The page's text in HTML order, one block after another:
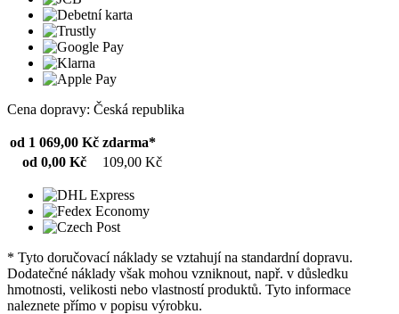
Cena dopravy: Česká republika
od 1 069,00 Kč zdarma*
od 0,00 Kč
109,00 Kč
* Tyto doručovací náklady se vztahují na standardní dopravu.
Dodatečné náklady však mohou vzniknout, např. v důsledku
hmotnosti, velikosti nebo vlastností produktů. Tyto informace
naleznete přímo v popisu výrobku.